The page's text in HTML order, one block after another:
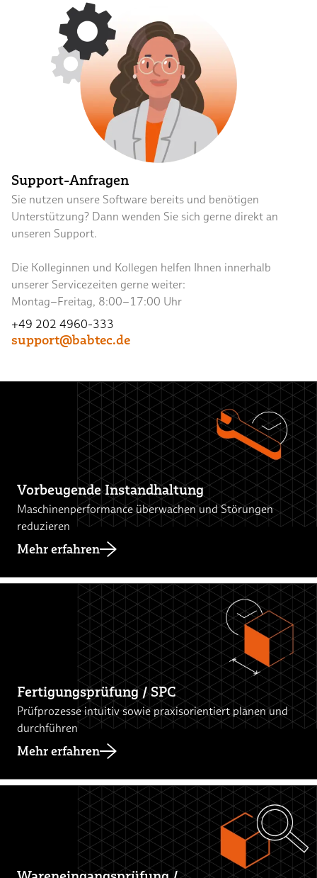
Support-Anfragen
Sie nutzen unsere Software bereits und benötigen
Unterstützung? Dann wenden Sie sich gerne direkt an
unseren Support.
Die Kolleginnen und Kollegen helfen Ihnen innerhalb
unserer Servicezeiten gerne weiter:
Montag–Freitag, 8:00–17:00 Uhr
+49 202 4960-333
support@babtec.de
Vorbeugende Instandhaltung
Maschinenperformance überwachen und Störungen
reduzieren
Mehr erfahren
Fertigungsprüfung / SPC
Prüfprozesse intuitiv sowie praxisorientiert planen und
durchführen
Mehr erfahren